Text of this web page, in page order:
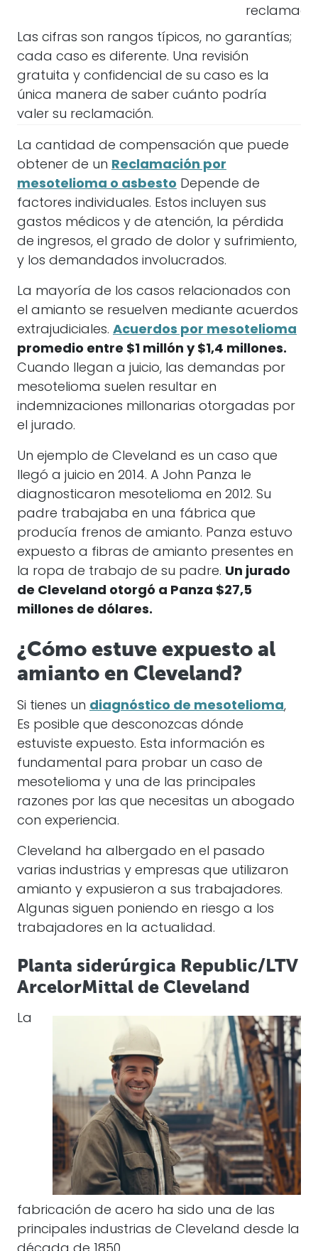
Las cifras son rangos típicos, no garantías;
cada caso es diferente. Una revisión
gratuita y confidencial de su caso es la
única manera de saber cuánto podría
valer su reclamación.
La cantidad de compensación que puede
obtener de un Reclamación por
mesotelioma o asbesto Depende de
factores individuales. Estos incluyen sus
gastos médicos y de atención, la pérdida
de ingresos, el grado de dolor y sufrimiento,
y los demandados involucrados.
La mayoría de los casos relacionados con
el amianto se resuelven mediante acuerdos
extrajudiciales. Acuerdos por mesotelioma
promedio entre $1 millón y $1,4 millones.
Cuando llegan a juicio, las demandas por
mesotelioma suelen resultar en
indemnizaciones millonarias otorgadas por
el jurado.
Un ejemplo de Cleveland es un caso que
llegó a juicio en 2014. A John Panza le
diagnosticaron mesotelioma en 2012. Su
padre trabajaba en una fábrica que
producía frenos de amianto. Panza estuvo
expuesto a fibras de amianto presentes en
la ropa de trabajo de su padre. Un jurado
de Cleveland otorgó a Panza $27,5
millones de dólares.
¿Cómo estuve expuesto al
amianto en Cleveland?
Si tienes un diagnóstico de mesotelioma,
Es posible que desconozcas dónde
estuviste expuesto. Esta información es
fundamental para probar un caso de
mesotelioma y una de las principales
razones por las que necesitas un abogado
con experiencia.
Cleveland ha albergado en el pasado
varias industrias y empresas que utilizaron
amianto y expusieron a sus trabajadores.
Algunas siguen poniendo en riesgo a los
trabajadores en la actualidad.
Planta siderúrgica Republic/LTV
ArcelorMittal de Cleveland
La
fabricación de acero ha sido una de las
principales industrias de Cleveland desde la